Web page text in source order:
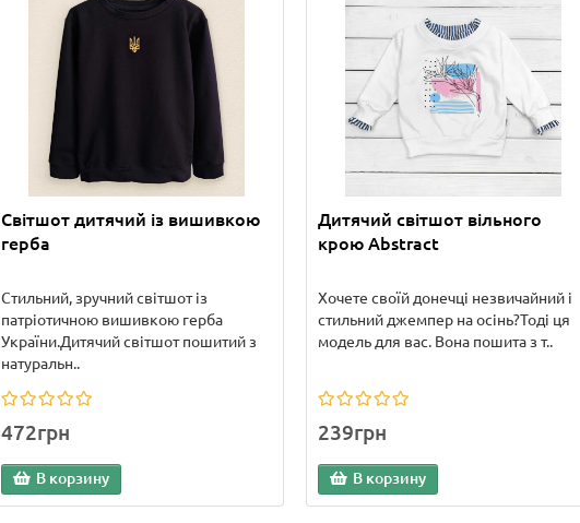
Світшот дитячий із вишивкою
герба
Стильний, зручний світшот із
патріотичною вишивкою герба
України.Дитячий світшот пошитий з
натуральн..
472грн
В корзину
Дитячий світшот вільного
крою Abstract
Хочете своїй донечці незвичайний і
стильний джемпер на осінь?Тоді ця
модель для вас. Вона пошита з т..
239грн
В корзину